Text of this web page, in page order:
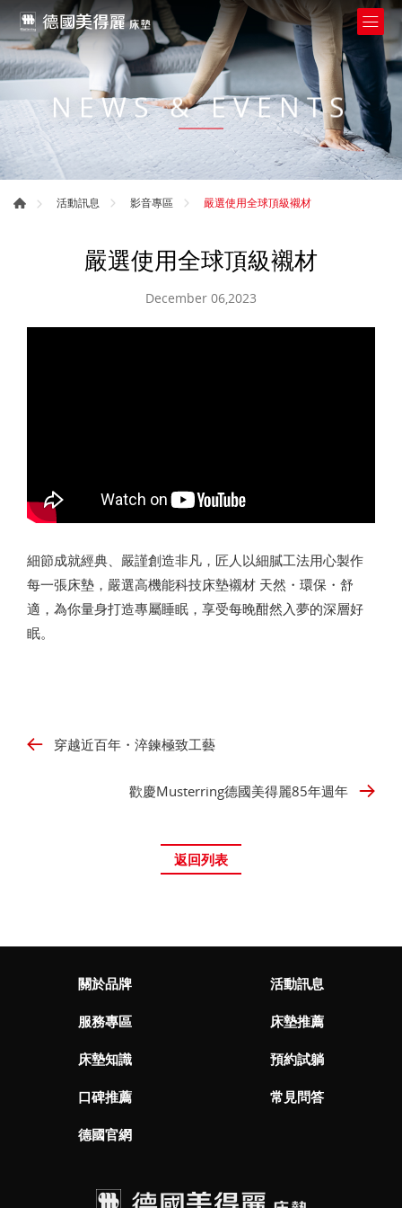
NEWS & EVENTS
活動訊息 影音專區 嚴選使用全球頂級襯材
嚴選使用全球頂級襯材
December 06,2023
細節成就經典、嚴謹創造非凡，匠人以細膩工法用心製作
每一張床墊，嚴選高機能科技床墊襯材 天然・環保・舒
適，為你量身打造專屬睡眠，享受每晚酣然入夢的深層好
眠。
穿越近百年・淬鍊極致工藝
歡慶Musterring德國美得麗85年週年
返回列表
關於品牌 活動訊息
服務專區 床墊推薦
床墊知識 預約試躺
口碑推薦 常見問答
德國官網